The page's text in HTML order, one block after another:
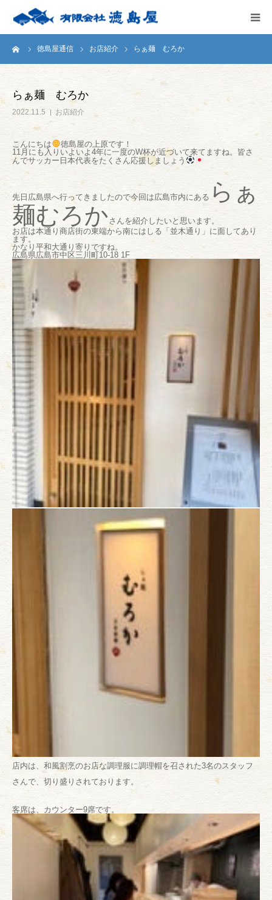
徳島屋通信 お店紹介 らぁ麺 むろか
らぁ麺 むろか
2022.11.5 お店紹介
こんにちは
徳島屋の上原です！
11月にも入りいよいよ4年に一度のW杯が近づいて来てますね。皆さ
んでサッカー日本代表をたくさん応援しましょう
先日広島県へ行ってきましたので今回は広島市内にある らぁ
麺むろかさんを紹介したいと思います。
お店は本通り商店街の東端から南にはしる「並木通り」に面してあり
ます。
かなり平和大通り寄りですね。
広島県広島市中区三川町10-18 1F
店内は、和風割烹のお店な調理服に調理帽を召された3名のスタッフ
さんで、切り盛りされております。
客席は、カウンター9席です。
HOME
テストキッチン
お問い合わせ